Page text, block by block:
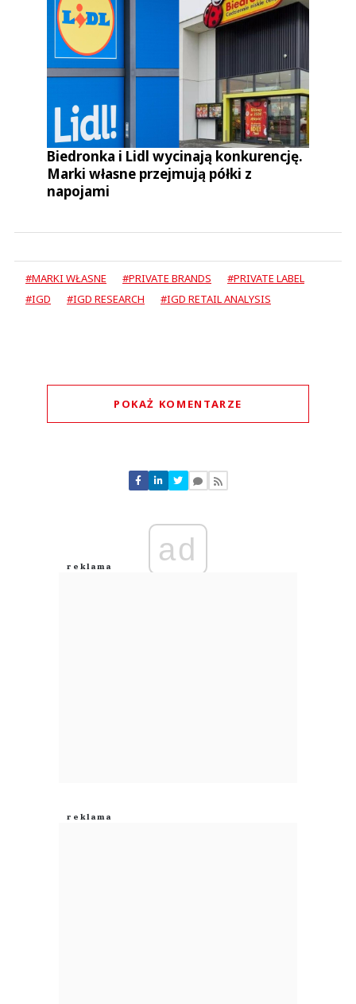
Biedronka i Lidl wycinają konkurencję.
Marki własne przejmują półki z
napojami
#MARKI WŁASNE #PRIVATE BRANDS
#PRIVATE LABEL
#IGD
#IGD RESEARCH #IGD RETAIL ANALYSIS
POKAŻ KOMENTARZE
Nie znaleziono komentarzy
Zostaw swoje komentarze
Anuluj
ad